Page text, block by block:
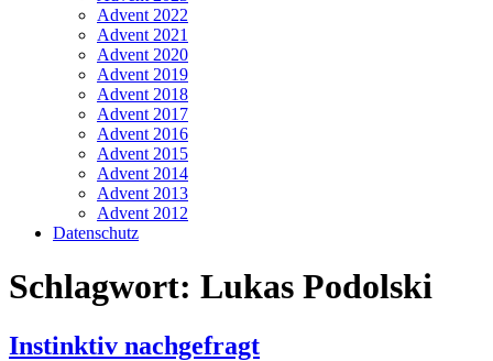
Advent 2022
Advent 2021
Advent 2020
Advent 2019
Advent 2018
Advent 2017
Advent 2016
Advent 2015
Advent 2014
Advent 2013
Advent 2012
Datenschutz
Schlagwort: Lukas Podolski
Instinktiv nachgefragt